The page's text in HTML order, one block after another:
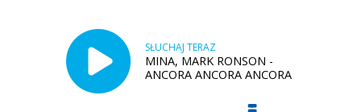
SŁUCHAJ TERAZ
MINA, MARK RONSON -
ANCORA ANCORA ANCORA